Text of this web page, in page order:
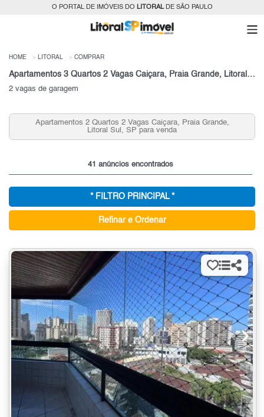
O PORTAL DE IMÓVEIS DO LITORALDE SÃO PAULO
HOME LITORAL COMPRAR
Apartamentos 3 Quartos 2 Vagas Caiçara, Praia Grande, Litoral Sul, SP para venda
2 vagas de garagem
Apartamentos 2 Quartos 2 Vagas Caiçara, Praia Grande,
Litoral Sul, SP para venda
41 anúncios encontrados
* FILTRO PRINCIPAL *
Refinar e Ordenar